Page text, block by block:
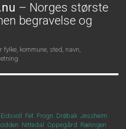
– Norges største
begravelse og
kommune, sted, navn,
Eidsvoll Fet Frogn Drøbak Jessheim
Nittedal Oppegård Rælingen